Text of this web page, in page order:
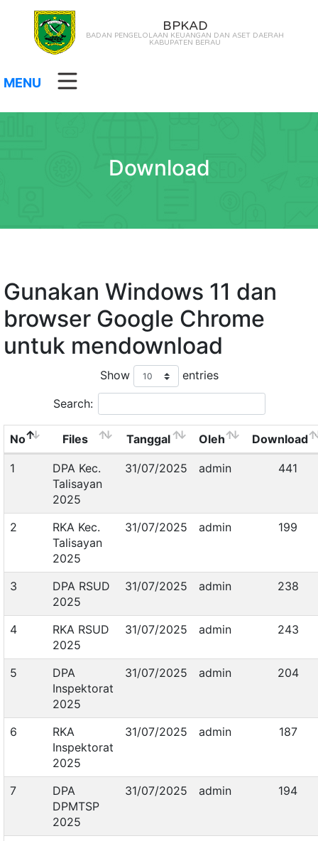
BPKAD
BADAN PENGELOLAAN KEUANGAN DAN ASET DAERAH
KABUPATEN BERAU
MENU
Download
Gunakan Windows 11 dan
browser Google Chrome
untuk mendownload
Show entries
Search:
No Files Tanggal Oleh Download
1
DPA Kec.
Talisayan
2025
31/07/2025 admin 441
2
RKA Kec.
Talisayan
2025
31/07/2025 admin 199
3
DPA RSUD
2025
31/07/2025 admin 238
4
RKA RSUD
2025
31/07/2025 admin 243
5
DPA
Inspektorat
2025
31/07/2025 admin 204
6
RKA
Inspektorat
2025
31/07/2025 admin 187
7
DPA
DPMTSP
2025
31/07/2025 admin 194